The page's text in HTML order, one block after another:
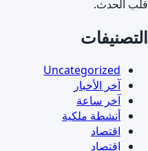
قلب الحدث.
التصنيفات
Uncategorized
آخر الأخبار
آخر ساعة
أنشطة ملكية
اقتصاد
اقتصاد